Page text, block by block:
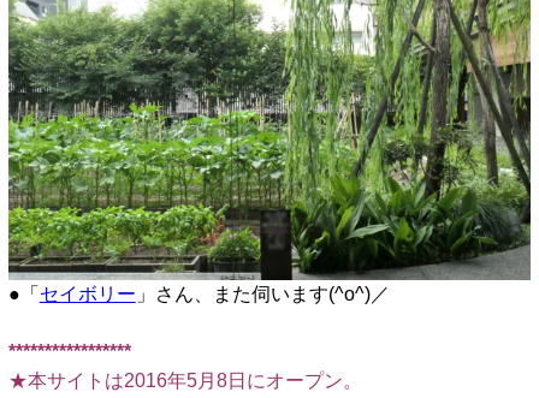
●「 セイボリー 」さん、また伺います(^o^)／
*****************
★本サイトは2016年5月8日にオープン。